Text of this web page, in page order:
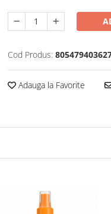
Cod Produs:
Adauga la Favorite